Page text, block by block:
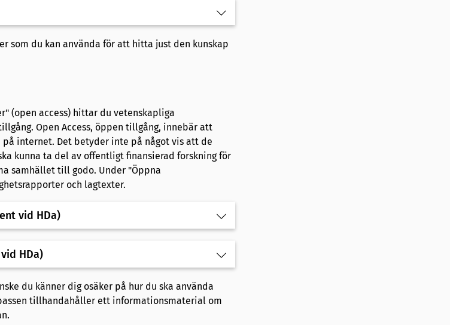
som du kan använda för att hitta just den kunskap
(open access) hittar du vetenskapliga
Open Access, öppen tillgång, innebär att
internet. Det betyder inte på något vis att de
kunna ta del av offentligt finansierad forskning för
samhället till godo. Under "Öppna
och lagtexter.
vid HDa)
HDa)
du känner dig osäker på hur du ska använda
tillhandahåller ett informationsmaterial om